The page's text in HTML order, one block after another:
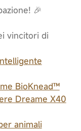
🎉
vincitori di
BioKnead™
Dreame X40
animali